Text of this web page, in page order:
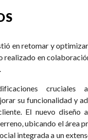
en retomar y
realizado en
.
cruciales
su funcionalidad y
El nuevo diseño
ubicando el área
integrada a un